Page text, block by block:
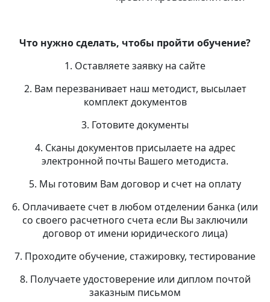
Что нужно сделать, чтобы пройти обучение?
1. Оставляете заявку на сайте
2. Вам перезванивает наш методист, высылает
комплект документов
3. Готовите документы
4. Сканы документов присылаете на адрес
электронной почты Вашего методиста.
5. Мы готовим Вам договор и счет на оплату
6. Оплачиваете счет в любом отделении банка (или
со своего расчетного счета если Вы заключили
договор от имени юридического лица)
7. Проходите обучение, стажировку, тестирование
8. Получаете удостоверение или диплом почтой
заказным письмом